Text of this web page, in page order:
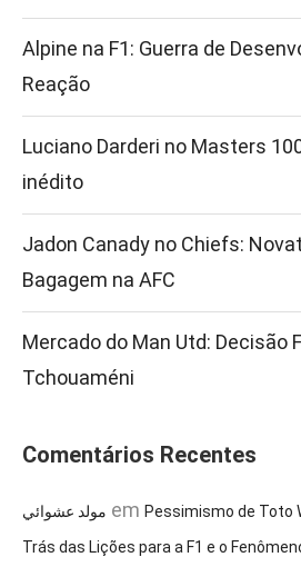
Alpine na F1: Guerra de
Reação
Luciano Darderi no Masters
inédito
Jadon Canady no Chiefs:
Bagagem na AFC
Mercado do Man Utd: Decisão
Tchouaméni
Comentários Recentes
مولد عشوائي em Pessimismo de Toto
Trás das Lições para a F1 e o